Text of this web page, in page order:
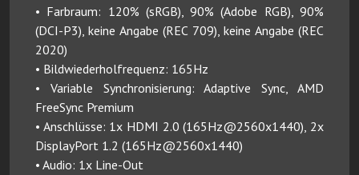
• Farbraum: 120% (sRGB), 90% (Adobe RGB), 90%
(DCI-P3), keine Angabe (REC 709), keine Angabe (REC
2020)
• Bildwiederholfrequenz: 165Hz
• Variable Synchronisierung: Adaptive Sync, AMD
FreeSync Premium
• Anschlüsse: 1x HDMI 2.0 (165Hz@2560x1440), 2x
DisplayPort 1.2 (165Hz@2560x1440)
• Audio: 1x Line-Out